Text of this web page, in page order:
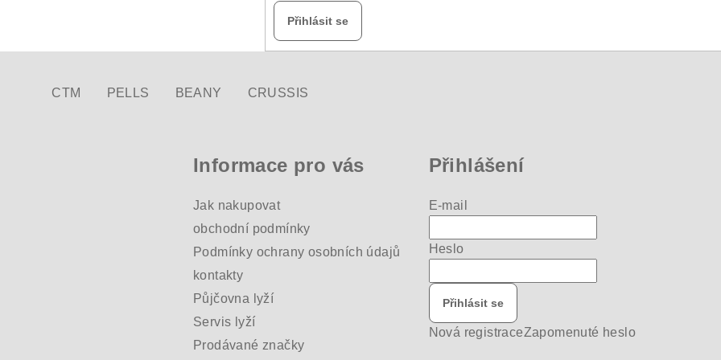
Přihlásit se
CTM PELLS BEANY CRUSSIS
Informace pro vás
Jak nakupovat
obchodní podmínky
Podmínky ochrany osobních údajů
kontakty
Půjčovna lyží
Servis lyží
Prodávané značky
Přihlášení
E-mail
Heslo
Přihlásit se
Nová registraceZapomenuté heslo